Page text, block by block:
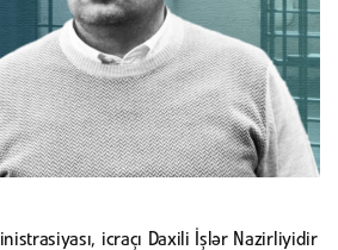
icraçı Daxili İşlər Nazirliyidir